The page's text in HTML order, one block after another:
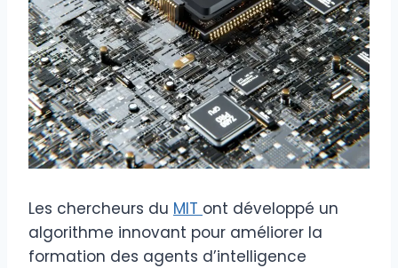
Les chercheurs du MIT ont développé un
algorithme innovant pour améliorer la
formation des agents d’intelligence